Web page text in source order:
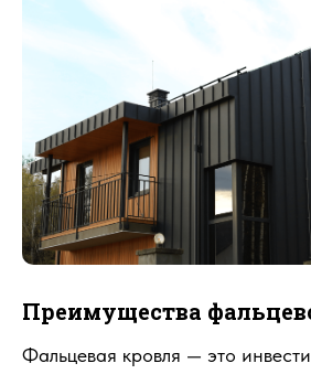
Преимущества
Фальцевая кровля — это